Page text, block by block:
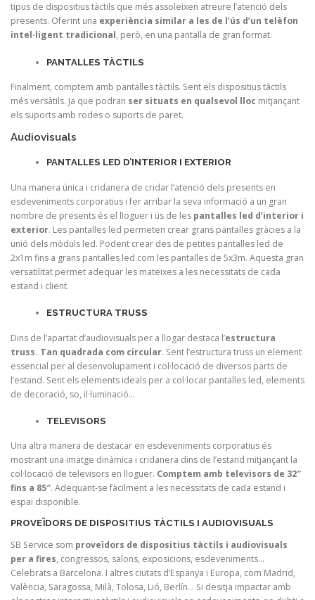
tipus de dispositius tàctils que més assoleixen atreure l’atenció dels
presents. Oferint una experiència similar a les de l’ús d’un telèfon
intel·ligent tradicional, però, en una pantalla de gran format.
PANTALLES TÀCTILS
Finalment, comptem amb pantalles tàctils. Sent els dispositius tàctils
més versàtils. Ja que podran ser situats en qualsevol lloc mitjançant
els suports amb rodes o suports de paret.
Audiovisuals
PANTALLES LED D’INTERIOR I EXTERIOR
Una manera única i cridanera de cridar l’atenció dels presents en
esdeveniments corporatius i fer arribar la seva informació a un gran
nombre de presents és el lloguer i ús de les pantalles led d’interior i
exterior. Les pantalles led permeten crear grans pantalles gràcies a la
unió dels mòduls led. Podent crear des de petites pantalles led de
2x1m fins a grans pantalles led com les pantalles de 5x3m. Aquesta gran
versatilitat permet adequar les mateixes a les necessitats de cada
estand i client.
ESTRUCTURA TRUSS
Dins de l’apartat d’audiovisuals per a llogar destaca l’estructura
truss. Tan quadrada com circular. Sent l’estructura truss un element
essencial per al desenvolupament i col·locació de diversos parts de
l’estand. Sent els elements ideals per a col·locar pantalles led, elements
de decoració, so, il·luminació…
TELEVISORS
Una altra manera de destacar en esdeveniments corporatius és
mostrant una imatge dinàmica i cridanera dins de l’estand mitjançant la
col·locació de televisors en lloguer. Comptem amb televisors de 32″
fins a 85″. Adequant-se fàcilment a les necessitats de cada estand i
espai disponible.
PROVEÏDORS DE DISPOSITIUS TÀCTILS I AUDIOVISUALS
SB Service som proveïdors de dispositius tàctils i audiovisuals
per a fires, congressos, salons, exposicions, esdeveniments…
Celebrats a Barcelona. I altres ciutats d’Espanya i Europa, com Madrid,
València, Saragossa, Milà, Tolosa, Lió, Berlín… Si desitja impactar amb